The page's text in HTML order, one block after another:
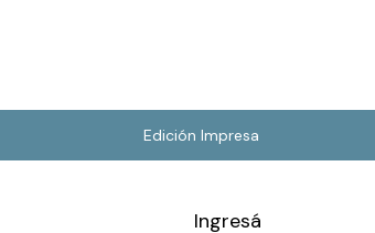
Edición Impresa
Ingresá